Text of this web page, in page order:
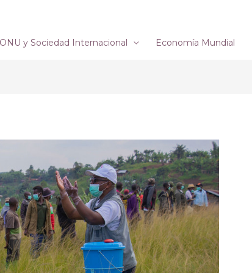
ONU y Sociedad Internacional Economía Mundial